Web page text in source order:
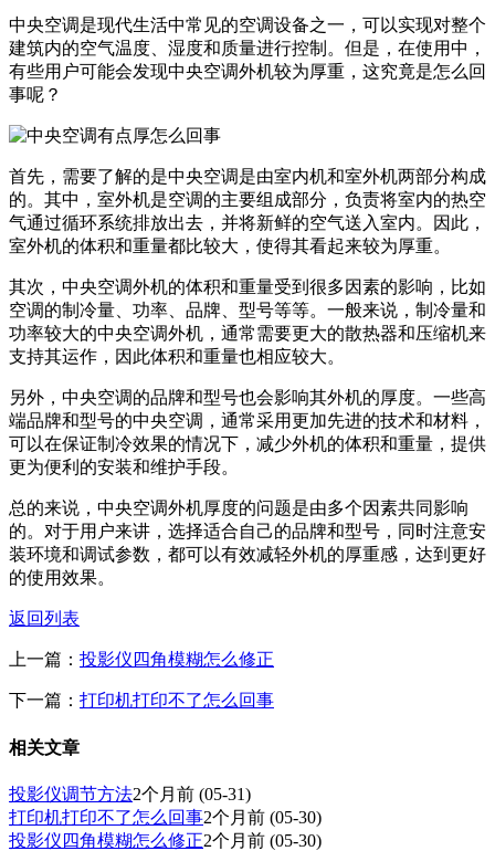
中央空调是现代生活中常见的空调设备之一，可以实现对整个
建筑内的空气温度、湿度和质量进行控制。但是，在使用中，
有些用户可能会发现中央空调外机较为厚重，这究竟是怎么回
事呢？
首先，需要了解的是中央空调是由室内机和室外机两部分构成
的。其中，室外机是空调的主要组成部分，负责将室内的热空
气通过循环系统排放出去，并将新鲜的空气送入室内。因此，
室外机的体积和重量都比较大，使得其看起来较为厚重。
其次，中央空调外机的体积和重量受到很多因素的影响，比如
空调的制冷量、功率、品牌、型号等等。一般来说，制冷量和
功率较大的中央空调外机，通常需要更大的散热器和压缩机来
支持其运作，因此体积和重量也相应较大。
另外，中央空调的品牌和型号也会影响其外机的厚度。一些高
端品牌和型号的中央空调，通常采用更加先进的技术和材料，
可以在保证制冷效果的情况下，减少外机的体积和重量，提供
更为便利的安装和维护手段。
总的来说，中央空调外机厚度的问题是由多个因素共同影响
的。对于用户来讲，选择适合自己的品牌和型号，同时注意安
装环境和调试参数，都可以有效减轻外机的厚重感，达到更好
的使用效果。
返回列表
上一篇： 投影仪四角模糊怎么修正
下一篇： 打印机打印不了怎么回事
相关文章
投影仪调节方法2个月前 (05-31)
打印机打印不了怎么回事2个月前 (05-30)
投影仪四角模糊怎么修正2个月前 (05-30)